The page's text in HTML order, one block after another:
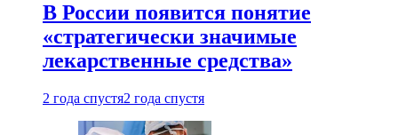
В России появится понятие
«стратегически значимые
лекарственные средства»
2 года спустя2 года спустя